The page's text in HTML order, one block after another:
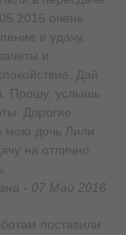
очень
и удачу.
и
Дай
Прошу, услышь
Дорогие
мою дочь Лили
на отлично.
- 07 Май 2016
поставили